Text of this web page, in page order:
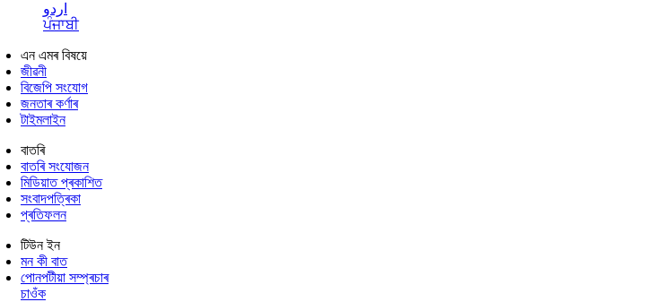
اردو
ਪੰਜਾਬੀ
এন এমৰ বিষয়ে
জীৱনী
বিজেপি সংযোগ
জনতাৰ কৰ্ণাৰ
টাইমলাইন
বাতৰি
বাতৰি সংযোজন
মিডিয়াত প্ৰকাশিত
সংবাদপত্ৰিকা
প্ৰতিফলন
টিউন ইন
মন কী বাত
পোনপটীয়া সম্প্ৰচাৰ
চাওঁক